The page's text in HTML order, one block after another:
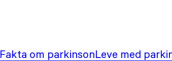
Fakta om parkinsonLeve med